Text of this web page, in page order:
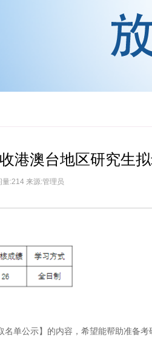
港澳台地区研究生
:214 来源:管理员
单公示】的内容，希望能帮助准备